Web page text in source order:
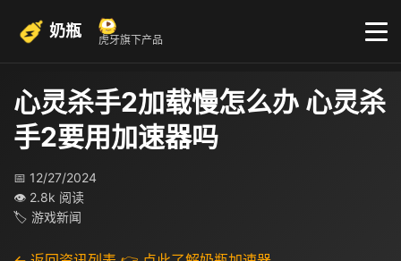
奶瓶 虎牙旗下产品
心灵杀手2加载慢怎么办 心灵杀
手2要用加速器吗
📅 12/27/2024
👁 2.8k 阅读
🏷 游戏新闻